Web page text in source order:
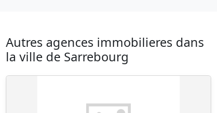
Autres agences immobilieres dans
la ville de Sarrebourg